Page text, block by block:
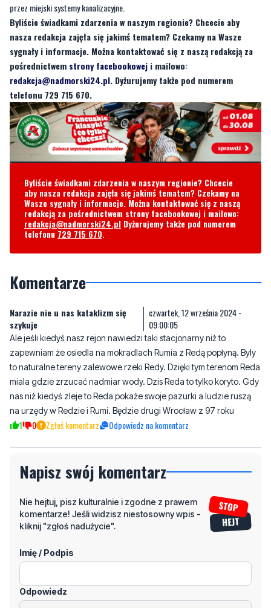
przez miejski systemy kanalizacyjne.
Byliście świadkami zdarzenia w naszym regionie? Chcecie aby
nasza redakcja zajęła się jakimś tematem? Czekamy na Wasze
sygnały i informacje. Można kontaktować się z naszą redakcją za
pośrednictwem strony facebookowej i mailowo:
redakcja@nadmorski24.pl. Dyżurujemy także pod numerem
telefonu 729 715 670.
Byliście świadkami zdarzenia w naszym regionie? Chcecie
aby nasza redakcja zajęła się jakimś tematem? Czekamy na
Wasze sygnały i informacje. Można kontaktować się z naszą
redakcją za pośrednictwem strony facebookowej i mailowo:
redakcja@nadmorski24.pl Dyżurujemy także pod numerem
telefonu 729 715 670.
Komentarze
Narazie nie u nas kataklizm się
szykuje
czwartek, 12 września 2024 -
09:00:05
Ale jeśli kiedyś nasz rejon nawiedzi taki stacjonarny niż to
zapewniam że osiedla na mokradlach Rumia z Redą popłyną. Byly
to naturalne tereny zalewowe rzeki Redy. Dzięki tym terenom Reda
miala gdzie zrzucać nadmiar wody. Dzis Reda to tylko koryto. Gdy
nas niż kiedyś zleje to Reda pokaże swoje pazurki a ludzie ruszą
na urzędy w Redzie i Rumi. Będzie drugi Wrocław z 97 roku
1 0 Zgłoś komentarz Odpowiedz na komentarz
Napisz swój komentarz
Nie hejtuj, pisz kulturalnie i zgodne z prawem
komentarze! Jeśli widzisz niestosowny wpis -
kliknij "zgłoś nadużycie".
Imię / Podpis
Odpowiedz